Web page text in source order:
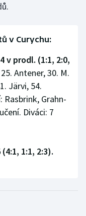
v Curychu:
v prodl. (1:1, 2:0,
Antener, 30. M.
Järvi, 54.
Rasbrink, Grahn-
Diváci: 7
1:1, 2:3).